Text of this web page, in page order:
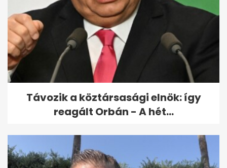
Távozik a köztársasági elnök: így
reagált Orbán - A hét...